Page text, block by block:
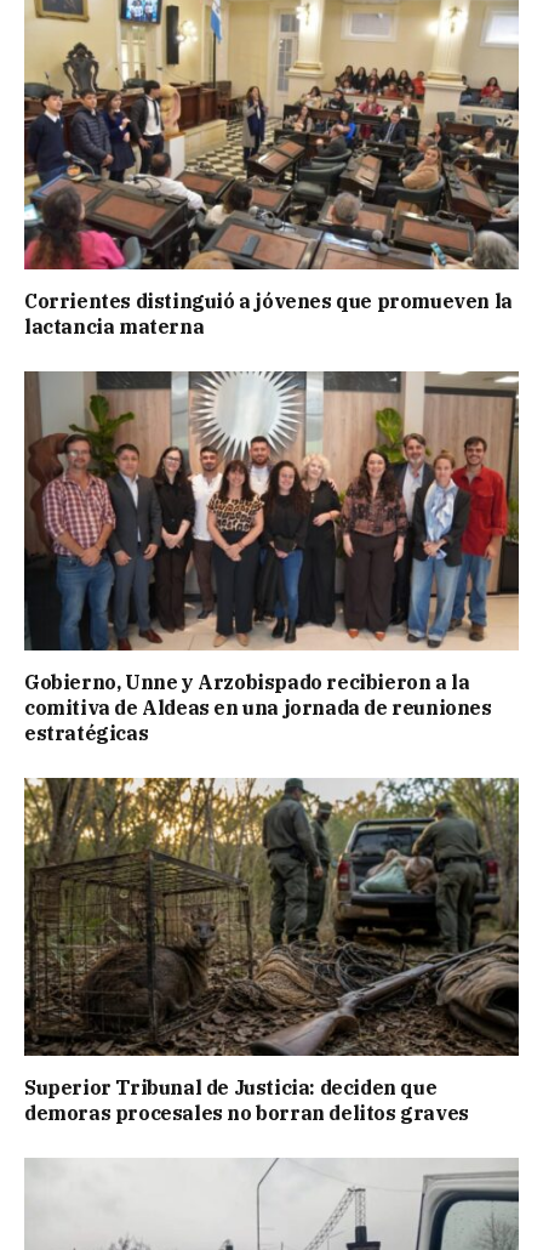
Corrientes distinguió a jóvenes que promueven la
lactancia materna
Gobierno, Unne y Arzobispado recibieron a la
comitiva de Aldeas en una jornada de reuniones
estratégicas
Superior Tribunal de Justicia: deciden que
demoras procesales no borran delitos graves